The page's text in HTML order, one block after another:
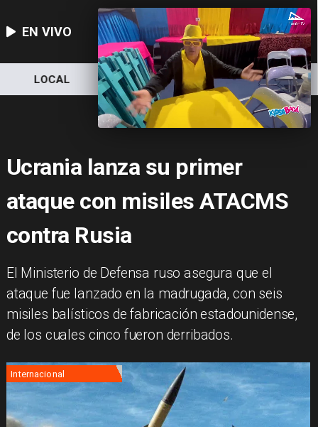
EN VIVO
LOCAL NACIONAL DEPORTES
Ucrania lanza su primer
ataque con misiles ATACMS
contra Rusia
​El Ministerio de Defensa ruso asegura que el
ataque fue lanzado en la madrugada, con seis
misiles balísticos de fabricación estadounidense,
de los cuales cinco fueron derribados.
Internacional